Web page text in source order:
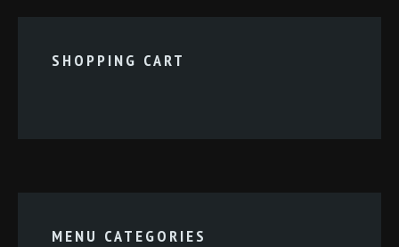
SHOPPING CART
MENU CATEGORIES